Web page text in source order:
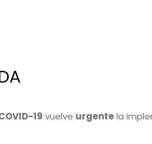
19 vuelve urgentela